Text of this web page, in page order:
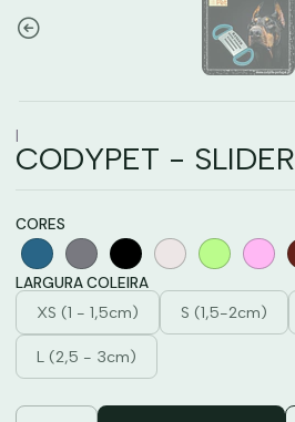
|
CODYPET - SLIDER
CORES
LARGURA COLEIRA
XS (1 - 1,5cm) S (1,5-2cm)
L (2,5 - 3cm)